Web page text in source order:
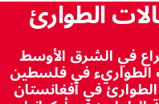
الطوارئ
في الشرق الأوسط
الطواريء في فلسطين
في أفغانستان